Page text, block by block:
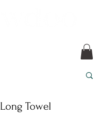
Long Towel